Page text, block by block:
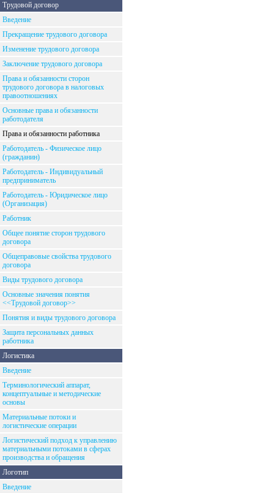
Трудовой договор
Введение
Прекращение трудового договора
Изменение трудового договора
Заключение трудового договора
Права и обязанности сторон
трудового договора в налоговых
правоотношениях
Основные права и обязанности
работодателя
Права и обязанности работника
Работодатель - Физическое лицо
(гражданин)
Работодатель - Индивидуальный
предприниматель
Работодатель - Юридическое лицо
(Организация)
Работник
Общее понятие сторон трудового
договора
Общеправовые свойства трудового
договора
Виды трудового договора
Основные значения понятия
<<Трудовой договор>>
Понятия и виды трудового договора
Защита персональных данных
работника
Логистика
Введение
Терминологический аппарат,
концептуальные и методические
основы
Материальные потоки и
логистические операции
Логистический подход к управлению
материальными потоками в сферах
производства и обращения
Логотип
Введение